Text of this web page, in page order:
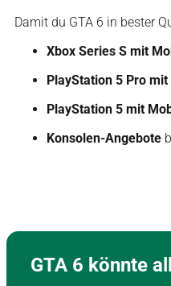
Damit du GTA 6 in bester
Xbox Series S mit
PlayStation 5 Pro
PlayStation 5 mit
Konsolen-Angebote
GTA 6 könnte